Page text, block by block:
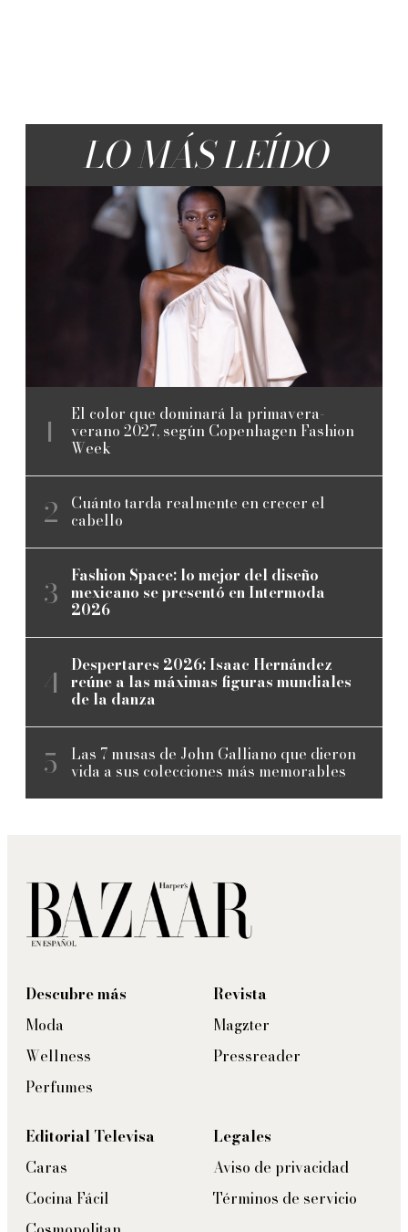
LO MÁS LEÍDO
El color que dominará la primavera-
verano 2027, según Copenhagen Fashion
Week
Cuánto tarda realmente en crecer el
cabello
Fashion Space: lo mejor del diseño
mexicano se presentó en Intermoda
2026
Despertares 2026: Isaac Hernández
reúne a las máximas figuras mundiales
de la danza
Las 7 musas de John Galliano que dieron
vida a sus colecciones más memorables
Descubre más
Moda
Wellness
Perfumes
Revista
Magzter
Pressreader
Editorial Televisa
Caras
Cocina Fácil
Legales
Aviso de privacidad
Términos de servicio